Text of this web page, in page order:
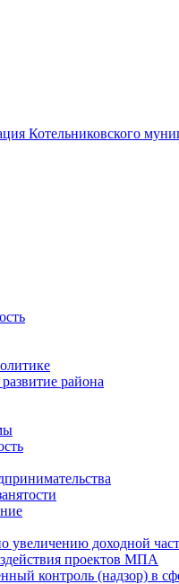
района
увеличению доходной
проектов МПА
контроль (надзор) в